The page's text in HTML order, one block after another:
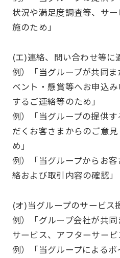
状況や満足度調査等、サ
施のため」
(エ)連絡、問い合わせ等に
例）「当グループが共同
ベント・懸賞等へお申込
するご連絡等のため」
例）「当グループの提供
だくお客さまからのご意
め」
例）「当グループからお
絡および取引内容の確認」
(オ)当グループのサービス
例）「グループ会社が共
サービス、アフターサービ
例）「当グループによる